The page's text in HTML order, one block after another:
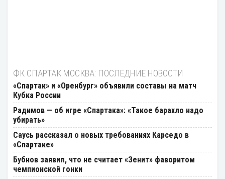
ФК СПАРТАК МОСКВА: ПОСЛЕДНИЕ НОВОСТИ
«Спартак» и «Оренбург» объявили составы на матч
Кубка России
Радимов — об игре «Спартака»: «Такое барахло надо
убирать»
Саусь рассказал о новых требованиях Карседо в
«Спартаке»
Бубнов заявил, что не считает «Зенит» фаворитом
чемпионской гонки